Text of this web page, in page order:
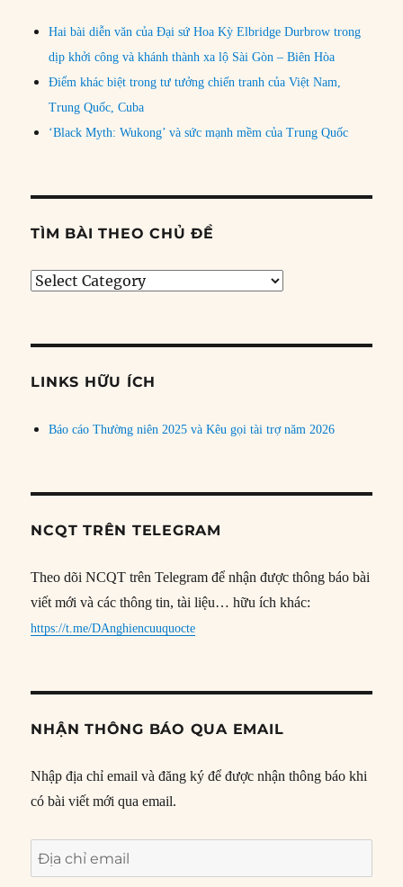
Hai bài diễn văn của Đại sứ Hoa Kỳ Elbridge Durbrow trong
dịp khởi công và khánh thành xa lộ Sài Gòn – Biên Hòa
Điểm khác biệt trong tư tưởng chiến tranh của Việt Nam,
Trung Quốc, Cuba
‘Black Myth: Wukong’ và sức mạnh mềm của Trung Quốc
TÌM BÀI THEO CHỦ ĐỀ
Tìm
đề
LINKS HỮU ÍCH
Báo cáo Thường niên 2025 và Kêu gọi tài trợ năm 2026
NCQT TRÊN TELEGRAM
Theo dõi NCQT trên Telegram để nhận được thông báo bài
viết mới và các thông tin, tài liệu… hữu ích khác:
https://t.me/DAnghiencuuquocte
NHẬN THÔNG BÁO QUA EMAIL
Nhập địa chỉ email và đăng ký để được nhận thông báo khi
có bài viết mới qua email.
Địa
chỉ